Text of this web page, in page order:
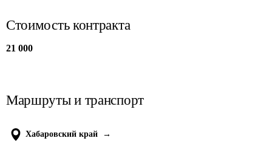
Стоимость контракта
21 000
Маршруты и транспорт
Хабаровский край
→